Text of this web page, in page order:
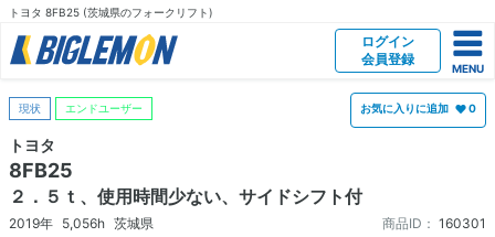
トヨタ 8FB25 (茨城県のフォークリフト)
ログイン
会員登録
現状 エンドユーザー お気に入りに追加 0
トヨタ
8FB25
２．５ｔ、使用時間少ない、サイドシフト付
2019年 5,056h 茨城県 商品ID： 160301